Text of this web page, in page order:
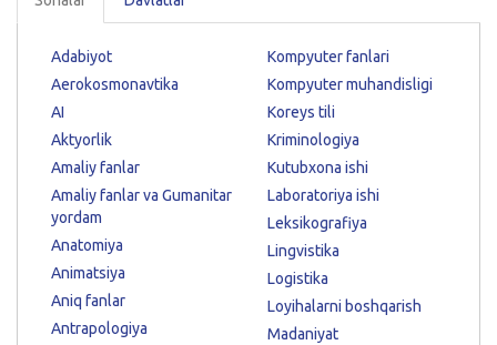
Adabiyot
Aerokosmonavtika
AI
Aktyorlik
Amaliy fanlar
Amaliy fanlar va Gumanitar
yordam
Anatomiya
Animatsiya
Aniq fanlar
Antrapologiya
Kompyuter fanlari
Kompyuter muhandisligi
Koreys tili
Kriminologiya
Kutubxona ishi
Laboratoriya ishi
Leksikografiya
Lingvistika
Logistika
Loyihalarni boshqarish
Madaniyat